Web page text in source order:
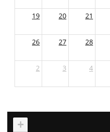
19 20 21
26 27 28
2 3 4
+